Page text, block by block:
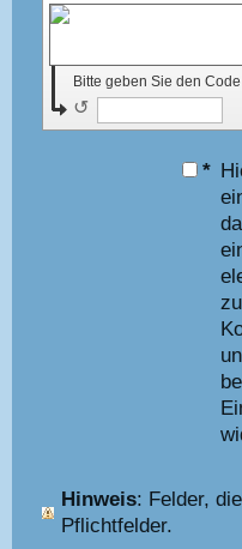
Bitte geben Sie den
↺
*
Hinweis : Felder,
Pflichtfelder.